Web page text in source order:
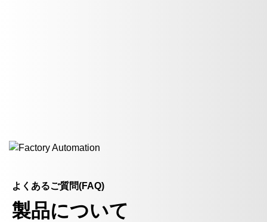
よくあるご質問(FAQ)
製品について